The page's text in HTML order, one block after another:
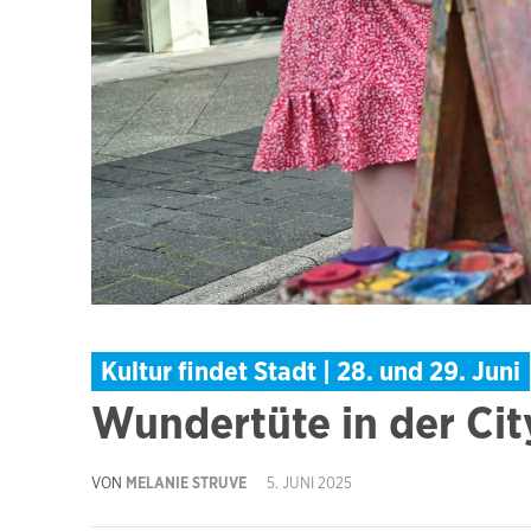
Kultur findet Stadt | 28. und 29. Juni
Wundertüte in der
VON MELANIE STRUVE 5. JUNI 2025